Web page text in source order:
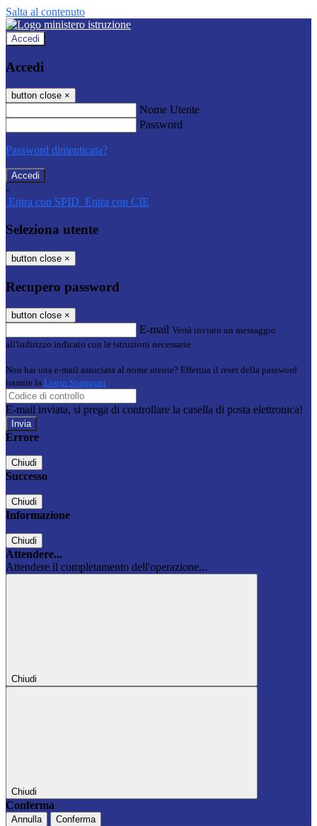
Salta al contenuto
Accedi
Accedi
button close ×
Nome Utente
Password
Password dimenticata?
-
Entra con SPID Entra con CIE
Seleziona utente
button close ×
Recupero password
button close ×
E-mail Verrà inviato un messaggio
all'indirizzo indicato con le istruzioni necessarie.
Non hai una e-mail associata al nome utente? Effettua il reset della password
tramite la Login Spaggiari
E-mail inviata, si prega di controllare la casella di posta elettronica!
Errore
Chiudi
Successo
Chiudi
Informazione
Chiudi
Attendere...
Attendere il completamento dell'operazione...
Chiudi
Chiudi
Conferma
Annulla Conferma